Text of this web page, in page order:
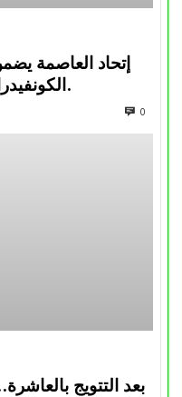
إتحاد العاصمة
الكونفيدرالية الإفريقية الموسم القادم.
0
بعد التتويج